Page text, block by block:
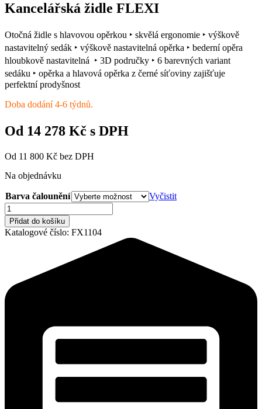
Kancelářská židle FLEXI
Otočná židle s hlavovou opěrkou ‣ skvělá ergonomie ‣ výškově
nastavitelný sedák ‣ výškově nastavitelná opěrka ‣ bederní opěra
hloubkově nastavitelná ‣ 3D područky ‣ 6 barevných variant
sedáku ‣ opěrka a hlavová opěrka z černé síťoviny zajišťuje
perfektní prodyšnost
Doba dodání 4-6 týdnů.
Od 14 278 Kč s DPH
Od 11 800 Kč bez DPH
Na objednávku
Barva čalounění
Vyčistit
Kancelářská
židle
FLEXI
množství
Přidat do košíku
Katalogové číslo: FX1104